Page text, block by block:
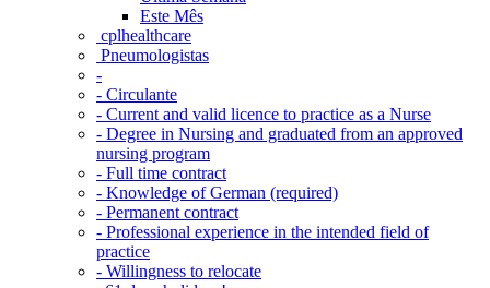
Este Mês
‎ cplhealthcare‬
Pneumologistas
-
- Circulante
- Current and valid licence to practice as a Nurse
- Degree in Nursing and graduated from an approved
nursing program
- Full time contract
- Knowledge of German (required)
- Permanent contract
- Professional experience in the intended field of
practice
- Willingness to relocate